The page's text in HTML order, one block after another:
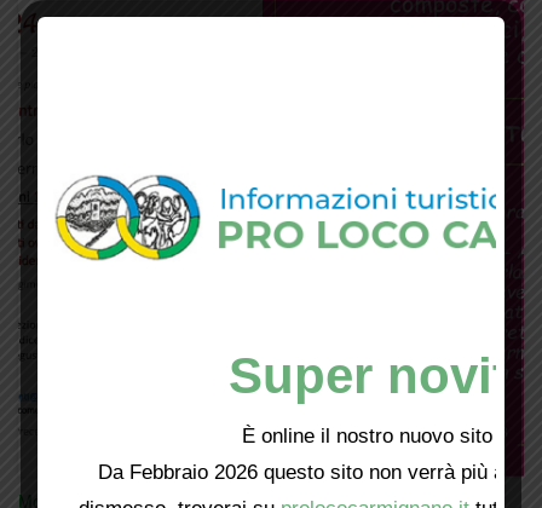
Mostra tutte le locandine
Super
È online il nostro nuovo sito web!
Da Febbraio 2026 questo sito non verrà più